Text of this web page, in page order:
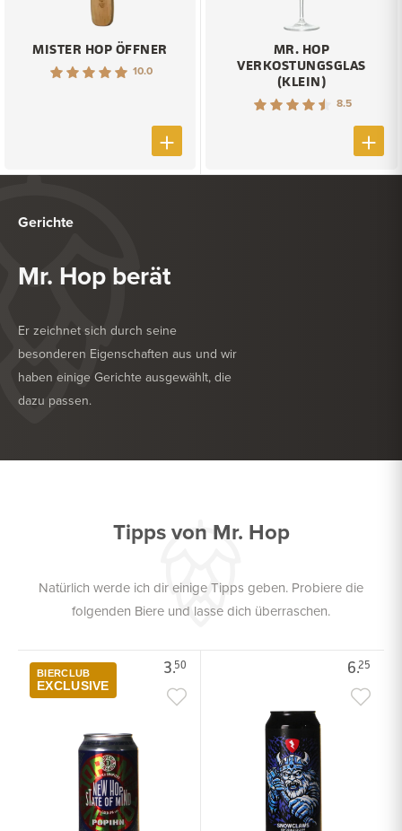
MISTER HOP ÖFFNER
10.0
MR. HOP
VERKOSTUNGSGLAS
(KLEIN)
8.5
Gerichte
Mr. Hop berät
Er zeichnet sich durch seine
besonderen Eigenschaften aus und wir
haben einige Gerichte ausgewählt, die
dazu passen.
KÖSTLICH ZU
Tipps von Mr. Hop
Natürlich werde ich dir einige Tipps geben. Probiere die
folgenden Biere und lasse dich überraschen.
3.50
BIERCLUB
EXCLUSIVE
6.25